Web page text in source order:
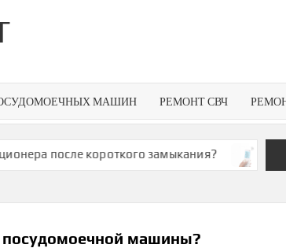
МАШИН РЕМОНТ СВЧ
после короткого замыкания? Что
посудомоечной машины?